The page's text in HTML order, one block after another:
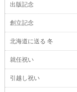
出版記念
創立記念
北海道に送る 冬
就任祝い
引越し祝い